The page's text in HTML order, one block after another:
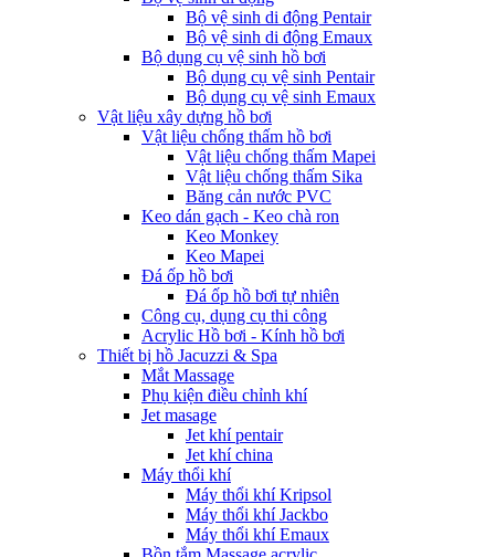
Bộ vệ sinh di động Pentair
Bộ vệ sinh di động Emaux
Bộ dụng cụ vệ sinh hồ bơi
Bộ dụng cụ vệ sinh Pentair
Bộ dụng cụ vệ sinh Emaux
Vật liệu xây dựng hồ bơi
Vật liệu chống thấm hồ bơi
Vật liệu chống thấm Mapei
Vật liệu chống thấm Sika
Băng cản nước PVC
Keo dán gạch - Keo chà ron
Keo Monkey
Keo Mapei
Đá ốp hồ bơi
Đá ốp hồ bơi tự nhiên
Công cụ, dụng cụ thi công
Acrylic Hồ bơi - Kính hồ bơi
Thiết bị hồ Jacuzzi & Spa
Mắt Massage
Phụ kiện điều chỉnh khí
Jet masage
Jet khí pentair
Jet khí china
Máy thổi khí
Máy thổi khí Kripsol
Máy thổi khí Jackbo
Máy thổi khí Emaux